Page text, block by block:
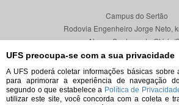
UFS preocupa-se com a sua privacidade
A UFS poderá coletar informações básicas sobre
para aprimorar a experiência de navegação
segundo o que estabelece a Política de
utilizar este site, você concorda com a coleta e
Campus do Sertão
Rodovia Engenheiro Jorge Neto,
Nossa Senhora da Glória/
CEP 49680-000
Localização